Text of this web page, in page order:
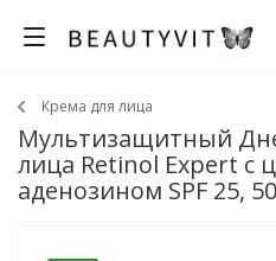
Крема для лица
Мультизащитный
лица Retinol Expert с
аденозином SPF 25,